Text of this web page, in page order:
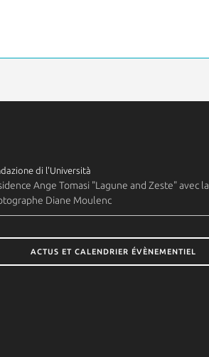
di l'Università
Ange Tomasi "Lagune and Zeste" avec la
Diane Moulenc
ACTUS ET CALENDRIER ÉVÈNEMENTIEL